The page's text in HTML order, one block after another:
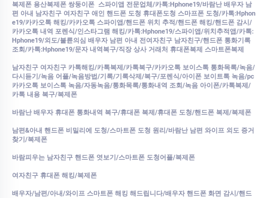
복제폰 용산복제폰 쌍둥이폰 스파이앱 전문업체/카톡:Hphone19/바람난 배우자 남
편 아내 남자친구 여자친구 애인 핸드폰 도청 휴대폰도청 스마프폰 도청/카톡:Hphon
e19/카카오톡 해킹/카카오톡 스파이앱/핸드폰 위치 추적/핸드폰 해킹/핸드폰 감시/
카카오톡 내역 포렌식/인스타그램 해킹/카톡:Hphone19/스파이앱/위치추적앱/카톡:
Hphone19/외도/불륜의심 배우자 남편 아내 전여자친구 남자친구/핸드폰 통화기록
조회/카톡:Hphone19/문자 내역복구/직장 상사 거래처 휴대폰복제 스마트폰복제
남자친구 여자친구 카톡해킹/카톡복제/카톡복구/카카오톡 보이스톡 통화목록/녹음/
다시듣기/녹음 어플/녹음방법/기록/기록삭제/복구/포렌식/아이폰 보이트톡 녹음/pc
카카오톡 보이스톡 녹음/자동녹음/통화목록/통화내역 조회/녹음 아이폰/카톡복제/
카톡 내용 복구/복제폰
바람난 배우자 휴대폰 통화내역 복구/휴대폰 복제/휴대폰 도청/핸드폰 복제/복제폰
남편&아내 핸드폰 비밀리에 도청/스마트폰 도청 원리/바람난 남편 와이프 외도 증거
찾기/복제폰
바람피우는 남자친구 핸드폰 엿보기/스마트폰 도청어플/복제폰
여자친구 휴대폰 해킹/복제폰
배우자/남편/아내/와이프 스마트폰 해킹 해드립니다/배우자 핸드폰 화면 감시/핸드